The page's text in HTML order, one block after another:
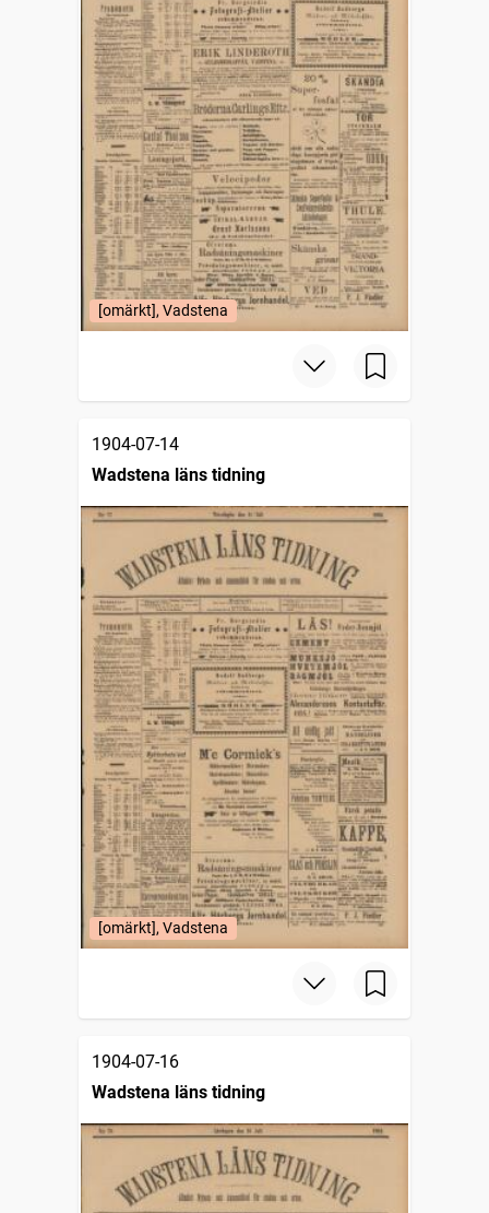
[omärkt], Vadstena
1904-07-14
Wadstena läns tidning
[omärkt], Vadstena
1904-07-16
Wadstena läns tidning